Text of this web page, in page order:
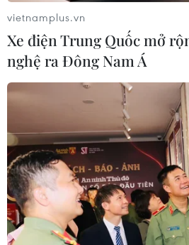
TIN CÙNG CHUYÊN MỤC
Trung Quốc hoàn thành bản
chất mới của toàn bộ Mặt Trăng
vietnamplus.vn
Xe điện Trung Quốc mở
nghệ ra Đông Nam Á